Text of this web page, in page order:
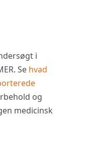
i
Se hvad
og
medicinsk